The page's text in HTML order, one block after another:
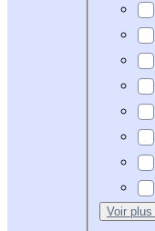
Voir plus